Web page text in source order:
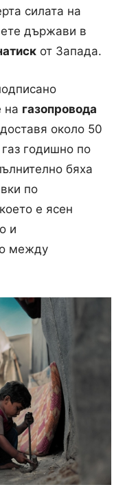
силата на
държави в
от Запада.
на газопровода
около 50
годишно по
бяха
по
е ясен
и
между